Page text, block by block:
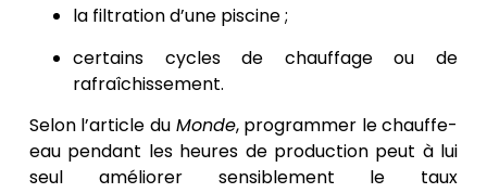
la filtration d’une piscine ;
certains cycles de chauffage ou de
rafraîchissement.
Selon l’article du Monde, programmer le chauffe-
eau pendant les heures de production peut à lui
seul améliorer sensiblement le taux